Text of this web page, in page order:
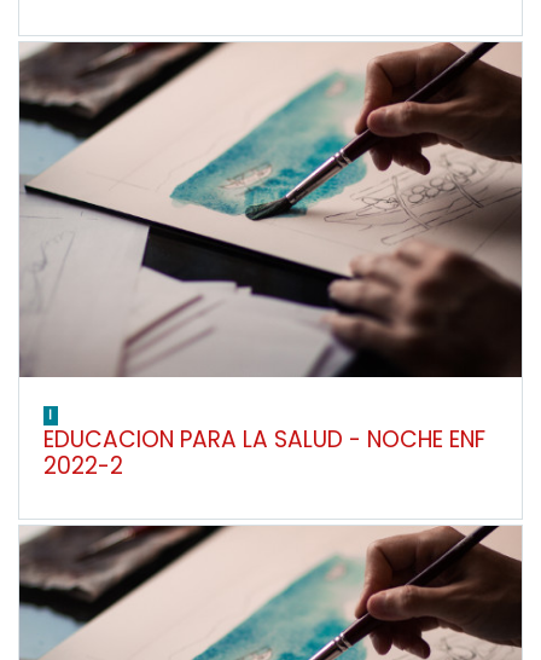
I
EDUCACION PARA LA SALUD - NOCHE ENF
2022-2